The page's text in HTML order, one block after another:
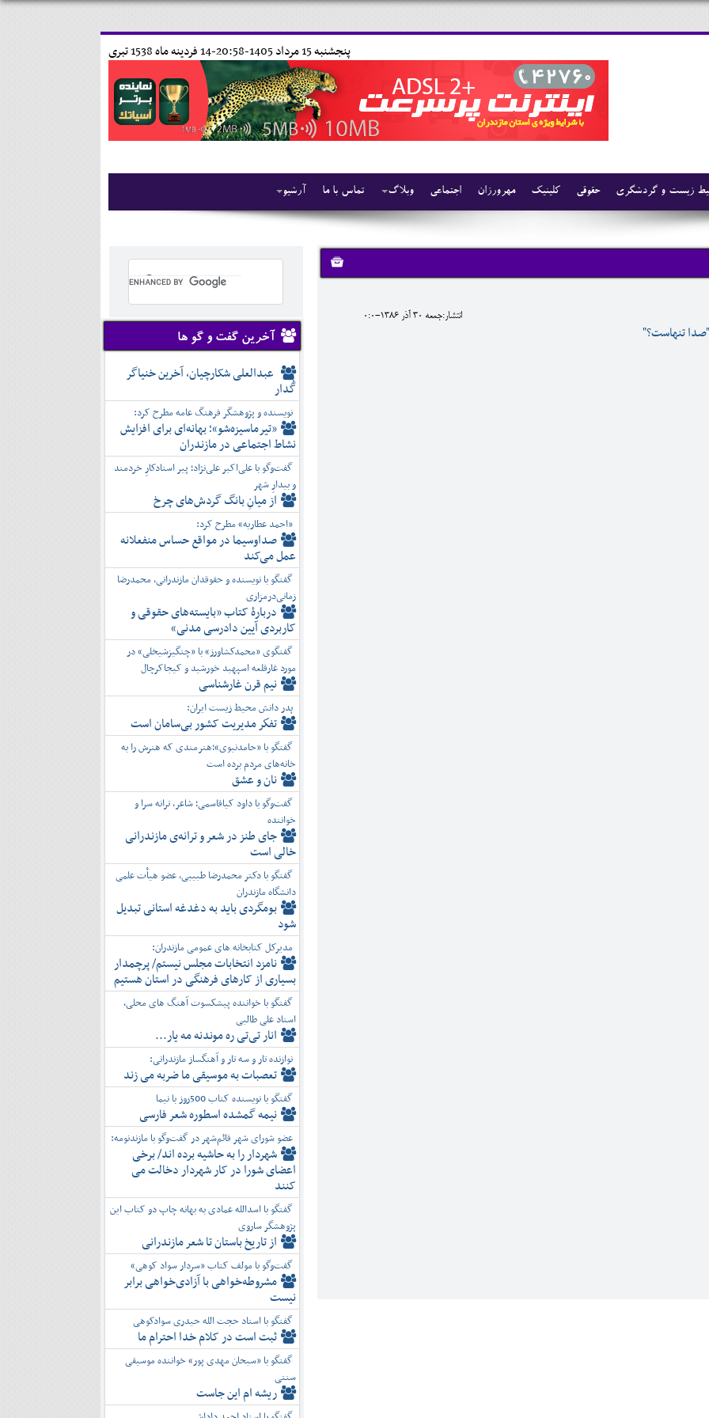
14 فردينه ماه 1538 تبری پنجشنبه 15 مرداد 1405-20:58-
آرشیو تماس با ما وبلاگ اجتماعی مهرورزان کلینیک حقوقی زیست و گردشگری
انتشار:جمعه 30 آذر 1386-0:0
تنهاست؟"
آخرین گفت و گو ها
عبدالعلی شکارچیان، آخرین خنیاگر
گُدار
نویسنده و پژوهشگر فرهنگ عامه مطرح کرد:
«تیرماسیزه‌شو»؛ بهانه‌ای برای افزایش
نشاط اجتماعی در مازندران
گفت‌وگو با علی‌اکبر علی‌نژاد؛ پیر استادکارِ خردمند
و بیدارِ شهر
از میانِ بانگ گردش‌های چرخ
«احمد عطاریه» مطرح کرد:
صداوسیما در مواقع حساس منفعلانه
عمل می‌کند
گفتگو با نویسنده و حقوقدان مازندرانی، محمدرضا
زمانی‌درمزاری
دربارۀ کتاب ”بایسته‌های حقوقی و
کاربردی آیین دادرسی مدنی»
گفتگوی «محمدکشاورز» با «چنگیزشیخلی» در
مورد غارقلعه اسپهبد خورشید و کیجاکرچال
نیم قرن غارشناسی
پدر دانش محیط زیست ایران:
تفكر مديريت کشور بی‌سامان است
گفتگو با «حامدنبوی»؛هنرمندی که هنرش را به
خانه‌های مردم برده است
نان و عشق
گفت‌وگو با داود کیاقاسمی؛ شاعر، ترانه سرا و
خواننده
جای طنز در شعر و ترانه‌ی مازندرانی
خالی است
گفتگو با دکتر محمدرضا طبیبی، عضو هیأت علمی
دانشگاه مازندران
بومگردی باید به دغدغه استانی تبدیل
شود
مدیرکل کتابخانه های عمومی مازندران:
نامزد انتخابات مجلس نیستم/ پرچمدار
بسیاری از کارهای فرهنگی در استان هستیم
گفتگو با خواننده پیشکسوت آهنگ های محلی،
استاد علی طالبی
انار تی‌تی ره موندنه مه یار...
نوازنده تار و سه تار و آهنگساز مازندرانی:
تعصبات به موسیقی ما ضربه می زند
گفتگو با نویسنده کتاب 500روز با نیما
نیمه گمشده اسطوره شعر فارسی
عضو شورای شهر قائم‌شهر در گفت‌و‌گو با مازندنومه:
شهردار را به حاشیه برده اند/ برخی
اعضای شورا در کار شهردار دخالت می
کنند
گفتگو با اسدالله عمادی به بهانه چاپ دو کتاب این
پژوهشگر ساروی
از تاریخ باستان تا شعر مازندرانی
گفت‌وگو با مولف کتاب «سردار سواد کوهی»
مشروطه‌خواهی با آزادی‌خواهی برابر
نیست
گفتگو با استاد حجت الله حیدری سوادکوهی
ثبت است در کلام خدا احترام ما
گفتگو با «سبحان مهدی پور» خواننده موسیقی
سنتی
ریشه ام این جاست